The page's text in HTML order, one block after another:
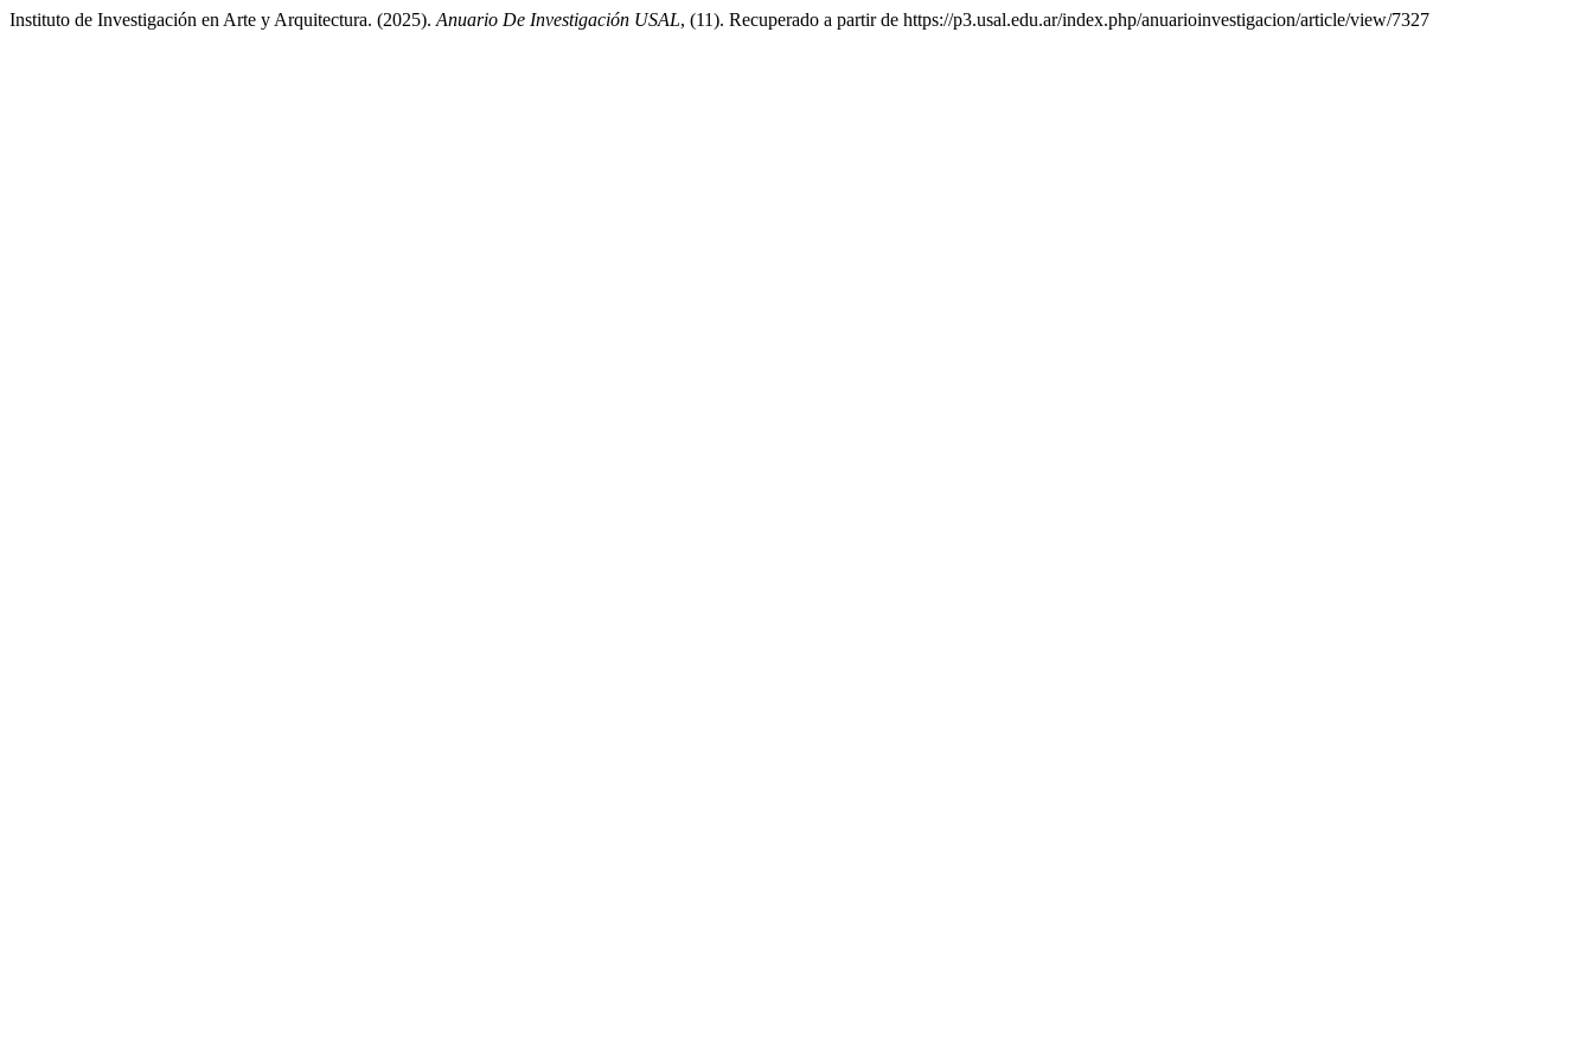
Instituto de Investigación en Arte y Arquitectura. (2025). Anuario De Investigación USAL, (11). Recuperado a partir de https://p3.usal.edu.ar/index.php/anuarioinvestigacion/article/view/7327